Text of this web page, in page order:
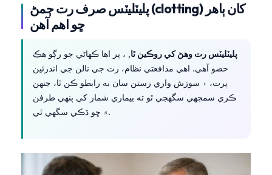
پليٽليٽس صرف رت ڄمڻ (clotting) کان ٻاهر
ڇو اهم آهن
پليٽليٽس رت وهڻ کي روڪين ٿا, ، پر اها ڪهاڻي جو رڳو هڪ
حصو آهي. اهي مدافعتي نظام، رت جي نالن جي اندرئين
پرت، ۽ سوزش واري رستن سان به رابطو ڪن ٿا، جنهن
ڪري سمجهي سگهجي ٿو ته بيماري شمار کي ٻنهي طرفن
۾ ڇو ڌڪي سگهي ٿي.